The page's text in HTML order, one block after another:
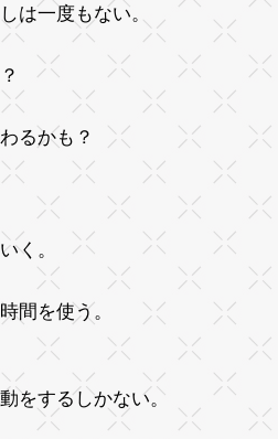
は一度もない。
るかも？
く。
間を使う。
をするしかない。